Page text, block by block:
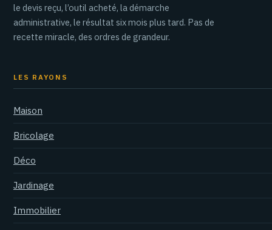
le devis reçu, l’outil acheté, la démarche
administrative, le résultat six mois plus tard. Pas de
recette miracle, des ordres de grandeur.
LES RAYONS
Maison
Bricolage
Déco
Jardinage
Immobilier